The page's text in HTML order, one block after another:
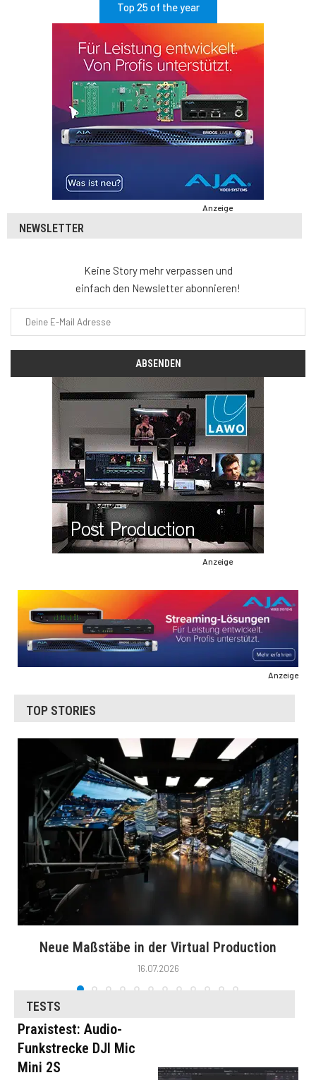
Top 25 of the year
Anzeige
NEWSLETTER
Keine Story mehr verpassen und
einfach den Newsletter abonnieren!
Anzeige
Anzeige
TOP STORIES
Neue Maßstäbe in der Virtual Production
16.07.2026
TESTS
Praxistest: Audio-
Funkstrecke DJI Mic
Mini 2S